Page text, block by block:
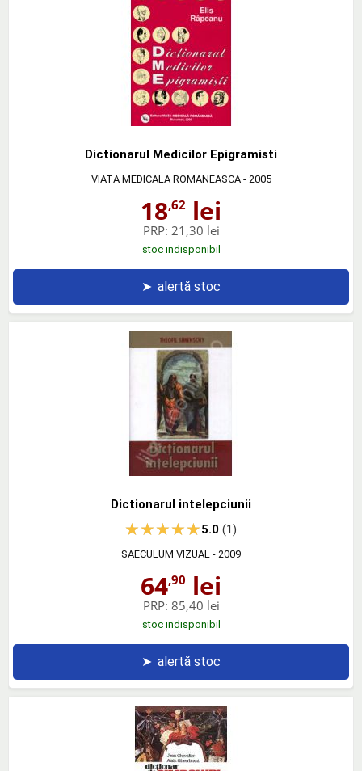
Dictionarul Medicilor Epigramisti
VIATA MEDICALA ROMANEASCA- 2005
18,62 lei
PRP: 21,30 lei
stoc indisponibil
➤ alertă stoc
Dictionarul intelepciunii
5.0(1)
SAECULUM VIZUAL - 2009
64,90 lei
PRP: 85,40 lei
stoc indisponibil
➤ alertă stoc